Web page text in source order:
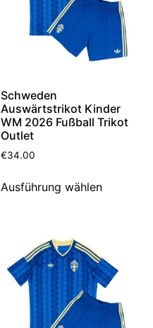
Schweden
Auswärtstrikot Kinder
WM 2026 Fußball Trikot
Outlet
€34.00
Ausführung wählen